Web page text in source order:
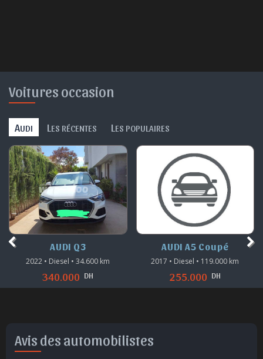
Voitures occasion
AUDI L ES RÉCENTES L ES POPULAIRES
AUDI Q3
2022 • Diesel • 34.600 km
340.000 DH
AUDI A5 Coupé
2017 • Diesel • 119.000 km
255.000 DH
Avis des automobilistes